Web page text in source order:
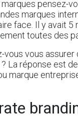
pensez-
marques
face. Il y avait
toutes des
vous
La réponse est
marque